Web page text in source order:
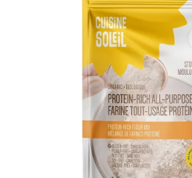
CART
FR
ADD TO CART /